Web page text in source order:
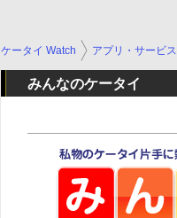
ケータイ Watch アプリ・サービス
みんなのケータイ